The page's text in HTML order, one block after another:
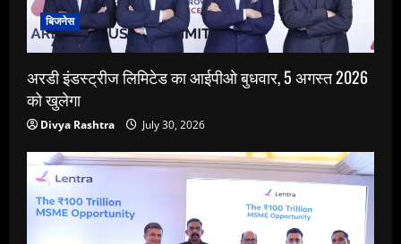
बिजनेस
अरडी इंडस्ट्रीज लिमिटेड का आईपीओ बुधवार, 5 अगस्त 2026
को खुलेगा
Divya Rashtra July 30, 2026